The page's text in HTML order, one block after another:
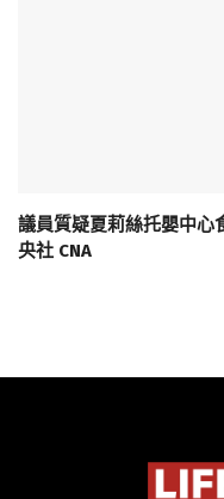
議員質疑夏莉絲托嬰中
央社 CNA